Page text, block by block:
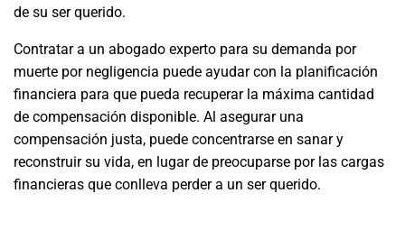
de su ser querido.
Contratar a un abogado experto para su demanda por
muerte por negligencia puede ayudar con la planificación
financiera para que pueda recuperar la máxima cantidad
de compensación disponible. Al asegurar una
compensación justa, puede concentrarse en sanar y
reconstruir su vida, en lugar de preocuparse por las cargas
financieras que conlleva perder a un ser querido.